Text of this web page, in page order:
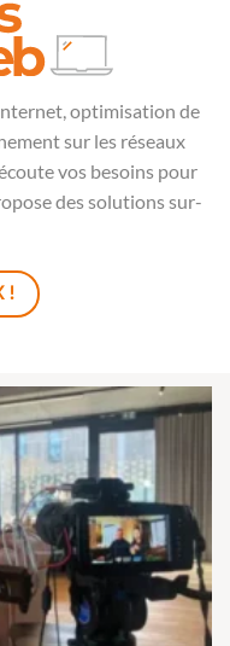
, optimisation de
sur les réseaux
vos besoins pour
des solutions sur-
!